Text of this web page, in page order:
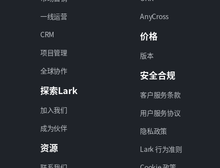
一线运营
CRM
项目管理
全球协作
探索Lark
加入我们
成为伙伴
资源
AnyCross
价格
版本
安全合规
客户服务条款
用户服务协议
隐私政策
Lark 行为准则